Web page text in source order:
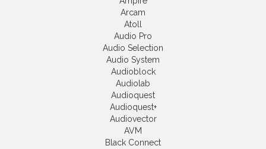
Arcam
Atoll
Audio Pro
Audio Selection
Audio System
Audioblock
Audiolab
Audioquest
Audioquest+
Audiovector
AVM
Black Connect